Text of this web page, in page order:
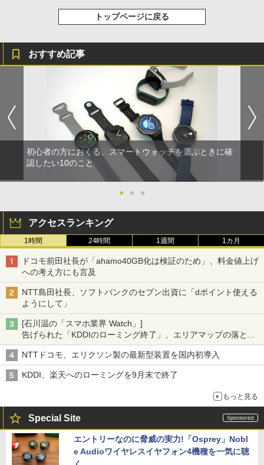
トップページに戻る
おすすめ記事
初心者の方におくる、スマートウォッチを選ぶときに確
認したい10のこと
● ● ●
アクセスランキング
1時間 24時間 1週間 1カ月
ドコモ前田社長が「ahamo40GB化は検証のため」、料金値上げ
への考え方にも言及
NTT島田社長、ソフトバンクのセブン出資に「dポイント使える
ようにして」
[石川温の「スマホ業界 Watch」]
告げられた「KDDIのローミング終了」、エリアマップの落とし
穴と楽天モバイルの課題
NTTドコモ、エリクソン製の最新型装置を国内初導入
KDDI、楽天へのローミングを9月末で終了
もっと見る
Special Site
エントリーなのに脅威の実力!「Osprey」Nobl
e Audioワイヤレスイヤフォン4機種を一気に聴